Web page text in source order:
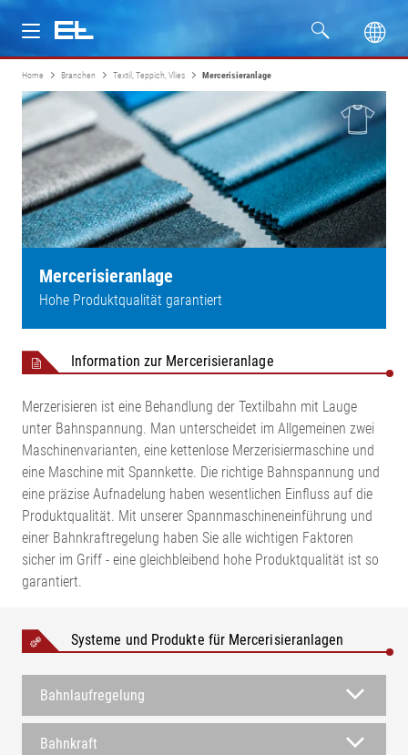
Produkte
Branchen
Service
Unternehmen
Home Branchen Textil, Teppich, Vlies Mercerisieranlage
Mercerisieranlage
Hohe Produktqualität garantiert
Information zur Mercerisieranlage
Merzerisieren ist eine Behandlung der Textilbahn mit Lauge
unter Bahnspannung. Man unterscheidet im Allgemeinen zwei
Maschinenvarianten, eine kettenlose Merzerisiermaschine und
eine Maschine mit Spannkette. Die richtige Bahnspannung und
eine präzise Aufnadelung haben wesentlichen Einfluss auf die
Produktqualität. Mit unserer Spannmaschineneinführung und
einer Bahnkraftregelung haben Sie alle wichtigen Faktoren
sicher im Griff - eine gleichbleibend hohe Produktqualität ist so
garantiert.
Systeme und Produkte für Mercerisieranlagen
Bahnlaufregelung
Bahnkraft